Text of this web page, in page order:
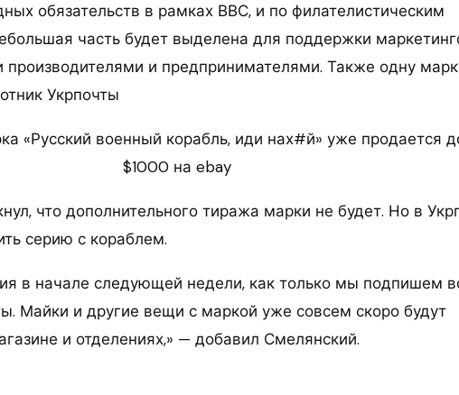
обязательств в рамках ВВС, и по филателистическим
часть будет выделена для поддержки
производителями и предпринимателями. Также одну
Укрпочты
«Русский военный корабль, иди нах#й» уже продается
$1000 на ebay
что дополнительного тиража марки не будет. Но в
серию с кораблем.
в начале следующей недели, как только мы подпишем
Майки и другие вещи с маркой уже совсем скоро будут
и отделениях,» — добавил Смелянский.